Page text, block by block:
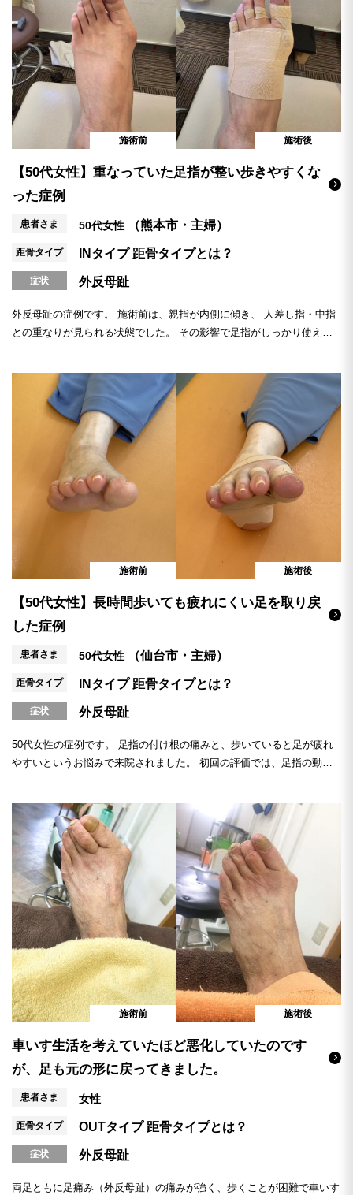
施術前 施術後
【50代女性】重なっていた足指が整い歩きやすくな
った症例
患者さま 50代女性 （熊本市・主婦）
距骨タイプ INタイプ 距骨タイプとは？
症状 外反母趾
外反母趾の症例です。 施術前は、親指が内側に傾き、 人差し指・中指
との重なりが見られる状態でした。 その影響で足指がしっかり使え
施術前 施術後
【50代女性】長時間歩いても疲れにくい足を取り戻
した症例
患者さま 50代女性 （仙台市・主婦）
距骨タイプ INタイプ 距骨タイプとは？
症状 外反母趾
50代女性の症例です。 足指の付け根の痛みと、歩いていると足が疲れ
やすいというお悩みで来院されました。 初回の評価では、足指の動き
施術前 施術後
車いす生活を考えていたほど悪化していたのです
が、足も元の形に戻ってきました。
患者さま 女性
距骨タイプ OUTタイプ 距骨タイプとは？
症状 外反母趾
両足ともに足痛み（外反母趾）の痛みが強く、歩くことが困難で車いす